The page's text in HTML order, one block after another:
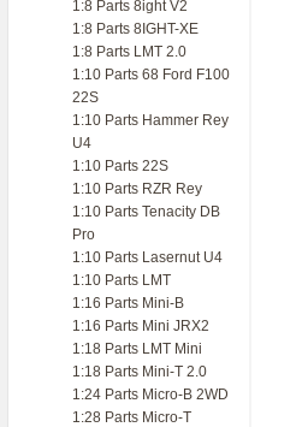
1:8 Parts 8ight V2
1:8 Parts 8IGHT-XE
1:8 Parts LMT 2.0
1:10 Parts 68 Ford F100
22S
1:10 Parts Hammer Rey
U4
1:10 Parts 22S
1:10 Parts RZR Rey
1:10 Parts Tenacity DB
Pro
1:10 Parts Lasernut U4
1:10 Parts LMT
1:16 Parts Mini-B
1:16 Parts Mini JRX2
1:18 Parts LMT Mini
1:18 Parts Mini-T 2.0
1:24 Parts Micro-B 2WD
1:28 Parts Micro-T